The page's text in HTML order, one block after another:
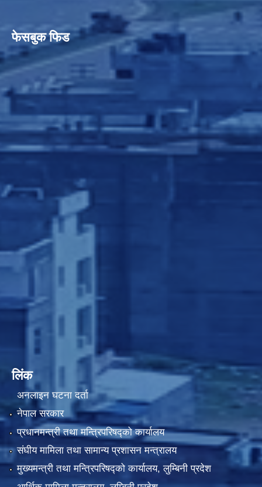
फेसबुक फिड
लिंक
अनलाइन घटना दर्ता
नेपाल सरकार
प्रधानमन्त्री तथा मन्त्रिपरिषद्को कार्यालय
संघीय मामिला तथा सामान्य प्रशासन मन्त्रालय
मुख्यमन्त्री तथा मन्त्रिपरिषद्को कार्यालय, लुम्बिनी प्रदेश